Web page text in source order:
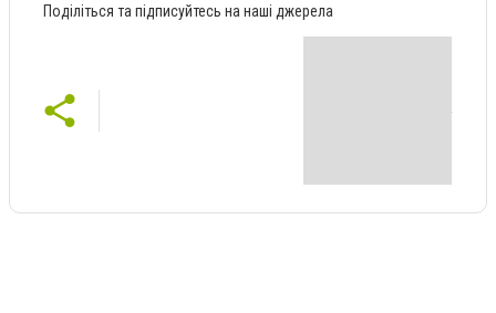
Поділіться та підписуйтесь на наші джерела